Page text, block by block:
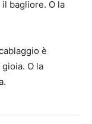
bagliore. O la
è
O la